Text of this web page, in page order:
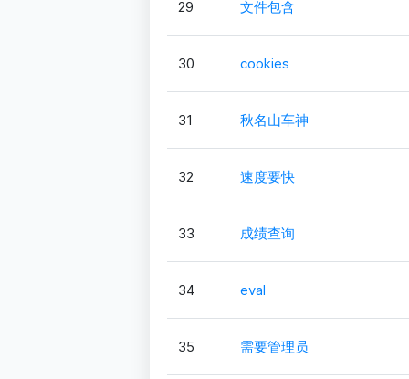
29 文件包含
30 cookies
31 秋名山车神
32 速度要快
33 成绩查询
34 eval
35 需要管理员